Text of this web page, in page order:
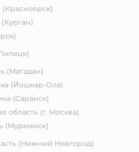
(Красноярск)
(Курган)
(Магадан)
(Йошкар-Ола)
(Саранск)
область (г. Москва)
(Мурманск)
(Нижний Новгород)